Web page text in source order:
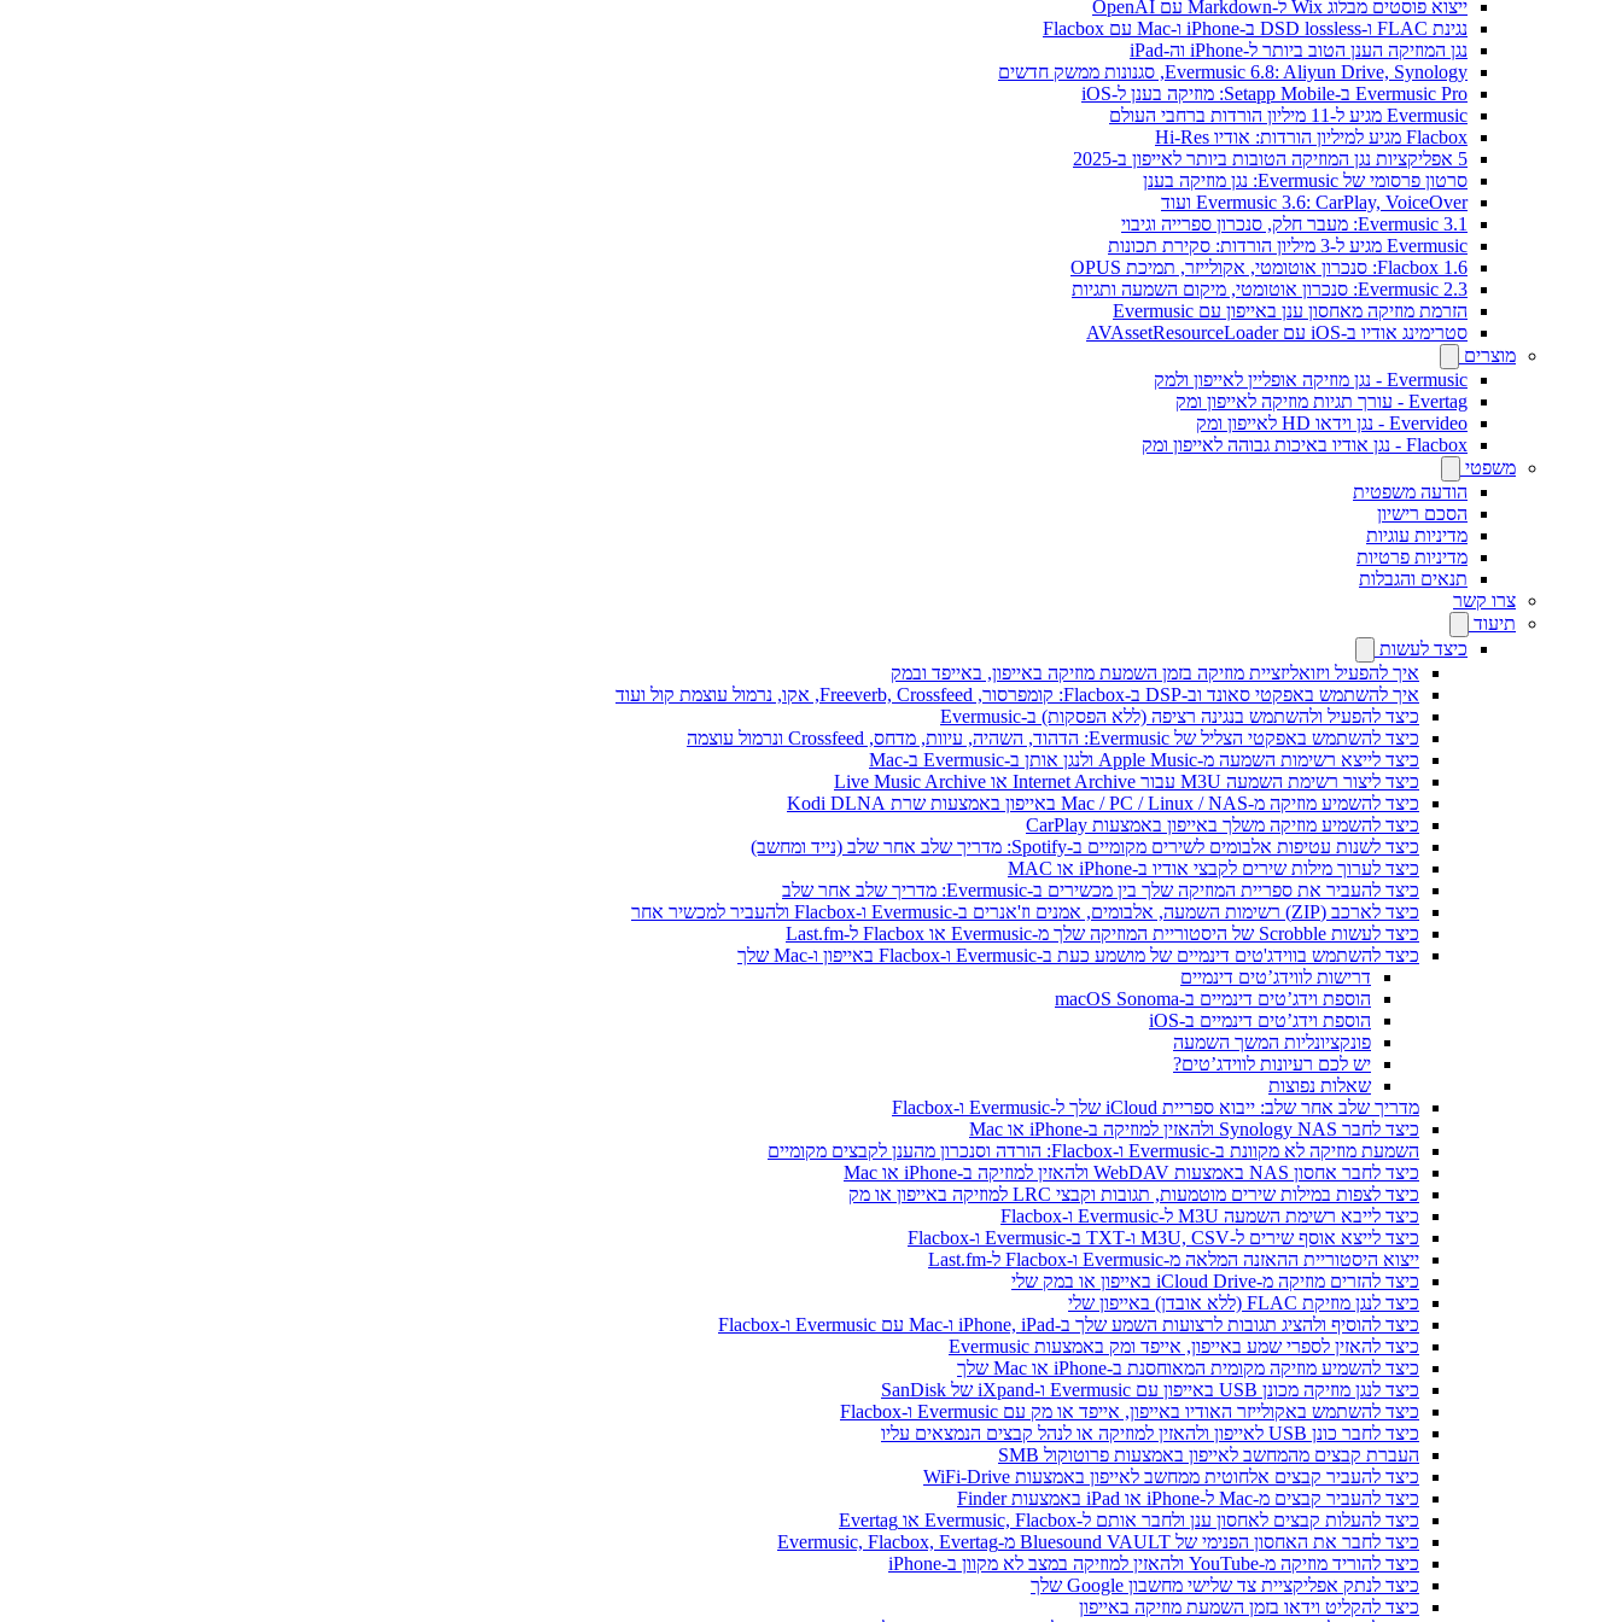
ייצוא פוסטים מבלוג Wix ל-Markdown עם OpenAI
נגינת FLAC ו-DSD lossless ב-iPhone ו-Mac עם Flacbox
נגן המוזיקה הענן הטוב ביותר ל-iPhone וה-iPad
Evermusic 6.8: Aliyun Drive, Synology, סגנונות ממשק חדשים
Evermusic Pro ב-Setapp Mobile: מוזיקה בענן ל-iOS
Evermusic מגיע ל-11 מיליון הורדות ברחבי העולם
Flacbox מגיע למיליון הורדות: אודיו Hi-Res
5 אפליקציות נגן המוזיקה הטובות ביותר לאייפון ב-2025
סרטון פרסומי של Evermusic: נגן מוזיקה בענן
Evermusic 3.6: CarPlay, VoiceOver ועוד
Evermusic 3.1: מעבר חלק, סנכרון ספרייה וגיבוי
Evermusic מגיע ל-3 מיליון הורדות: סקירת תכונות
Flacbox 1.6: סנכרון אוטומטי, אקולייזר, תמיכת OPUS
Evermusic 2.3: סנכרון אוטומטי, מיקום השמעה ותגיות
הזרמת מוזיקה מאחסון ענן באייפון עם Evermusic
סטרימינג אודיו ב-iOS עם AVAssetResourceLoader
מוצרים
Evermusic - נגן מוזיקה אופליין לאייפון ולמק
Evertag - עורך תגיות מוזיקה לאייפון ומק
Evervideo - נגן וידאו HD לאייפון ומק
Flacbox - נגן אודיו באיכות גבוהה לאייפון ומק
משפטי
הודעה משפטית
הסכם רישיון
מדיניות עוגיות
מדיניות פרטיות
תנאים והגבלות
צרו קשר
תיעוד
כיצד לעשות
איך להפעיל ויזואליזציית מוזיקה בזמן השמעת מוזיקה באייפון, באייפד ובמק
איך להשתמש באפקטי סאונד וב-DSP ב-Flacbox: קומפרסור, Freeverb, Crossfeed, אקו, נרמול עוצמת קול ועוד
כיצד להפעיל ולהשתמש בנגינה רציפה (ללא הפסקות) ב-Evermusic
כיצד להשתמש באפקטי הצליל של Evermusic: הדהוד, השהיה, עיוות, מדחס, Crossfeed ונרמול עוצמה
כיצד לייצא רשימות השמעה מ-Apple Music ולנגן אותן ב-Evermusic ב-Mac
כיצד ליצור רשימת השמעה M3U עבור Internet Archive או Live Music Archive
כיצד להשמיע מוזיקה מ-Mac / PC / Linux / NAS באייפון באמצעות שרת Kodi DLNA
כיצד להשמיע מוזיקה משלך באייפון באמצעות CarPlay
כיצד לשנות עטיפות אלבומים לשירים מקומיים ב-Spotify: מדריך שלב אחר שלב (נייד ומחשב)
כיצד לערוך מילות שירים לקבצי אודיו ב-iPhone או MAC
כיצד להעביר את ספריית המוזיקה שלך בין מכשירים ב-Evermusic: מדריך שלב אחר שלב
כיצד לארכב (ZIP) רשימות השמעה, אלבומים, אמנים וז'אנרים ב-Evermusic ו-Flacbox ולהעביר למכשיר אחר
כיצד לעשות Scrobble של היסטוריית המוזיקה שלך מ-Evermusic או Flacbox ל-Last.fm
כיצד להשתמש בווידג'טים דינמיים של מושמע כעת ב-Evermusic ו-Flacbox באייפון ו-Mac שלך
דרישות לווידג’טים דינמיים
הוספת וידג’טים דינמיים ב-macOS Sonoma
הוספת וידג’טים דינמיים ב-iOS
פונקציונליות המשך השמעה
יש לכם רעיונות לווידג’טים?
שאלות נפוצות
מדריך שלב אחר שלב: ייבוא ספריית iCloud שלך ל-Evermusic ו-Flacbox
כיצד לחבר Synology NAS ולהאזין למוזיקה ב-iPhone או Mac
השמעת מוזיקה לא מקוונת ב-Evermusic ו-Flacbox: הורדה וסנכרון מהענן לקבצים מקומיים
כיצד לחבר אחסון NAS באמצעות WebDAV ולהאזין למוזיקה ב-iPhone או Mac
כיצד לצפות במילות שירים מוטמעות, תגובות וקבצי LRC למוזיקה באייפון או מק
כיצד לייבא רשימת השמעה M3U ל-Evermusic ו-Flacbox
כיצד לייצא אוסף שירים ל-M3U, CSV ו-TXT ב-Evermusic ו-Flacbox
ייצוא היסטוריית ההאזנה המלאה מ-Evermusic ו-Flacbox ל-Last.fm
כיצד להזרים מוזיקה מ-iCloud Drive באייפון או במק שלי
כיצד לנגן מוזיקת FLAC (ללא אובדן) באייפון שלי
כיצד להוסיף ולהציג תגובות לרצועות השמע שלך ב-iPhone, iPad ו-Mac עם Evermusic ו-Flacbox
כיצד להאזין לספרי שמע באייפון, אייפד ומק באמצעות Evermusic
כיצד להשמיע מוזיקה מקומית המאוחסנת ב-iPhone או Mac שלך
כיצד לנגן מוזיקה מכונן USB באייפון עם Evermusic ו-iXpand של SanDisk
כיצד להשתמש באקולייזר האודיו באייפון, אייפד או מק עם Evermusic ו-Flacbox
כיצד לחבר כונן USB לאייפון ולהאזין למוזיקה או לנהל קבצים הנמצאים עליו
העברת קבצים מהמחשב לאייפון באמצעות פרוטוקול SMB
כיצד להעביר קבצים אלחוטית ממחשב לאייפון באמצעות WiFi-Drive
כיצד להעביר קבצים מ-Mac ל-iPhone או iPad באמצעות Finder
כיצד להעלות קבצים לאחסון ענן ולחבר אותם ל-Evermusic, Flacbox או Evertag
כיצד לחבר את האחסון הפנימי של Bluesound VAULT מ-Evermusic, Flacbox, Evertag
כיצד להוריד מוזיקה מ-YouTube ולהאזין למוזיקה במצב לא מקוון ב-iPhone
כיצד לנתק אפליקציית צד שלישי מחשבון Google שלך
כיצד להקליט וידאו בזמן השמעת מוזיקה באייפון